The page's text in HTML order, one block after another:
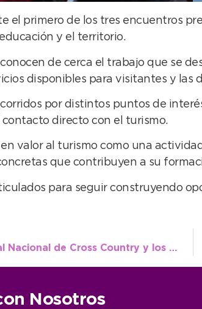
el primero de los tres encuentros
y el territorio.
de cerca el trabajo que se
disponibles para visitantes y
por distintos puntos de
directo con el turismo.
valor al turismo como una
que contribuyen a su
para seguir construyendo
Atletismo: Marchetti clasificó al Nacional de Cross Country y los hermanos Yepes brillaron en Balcarce
Nosotros